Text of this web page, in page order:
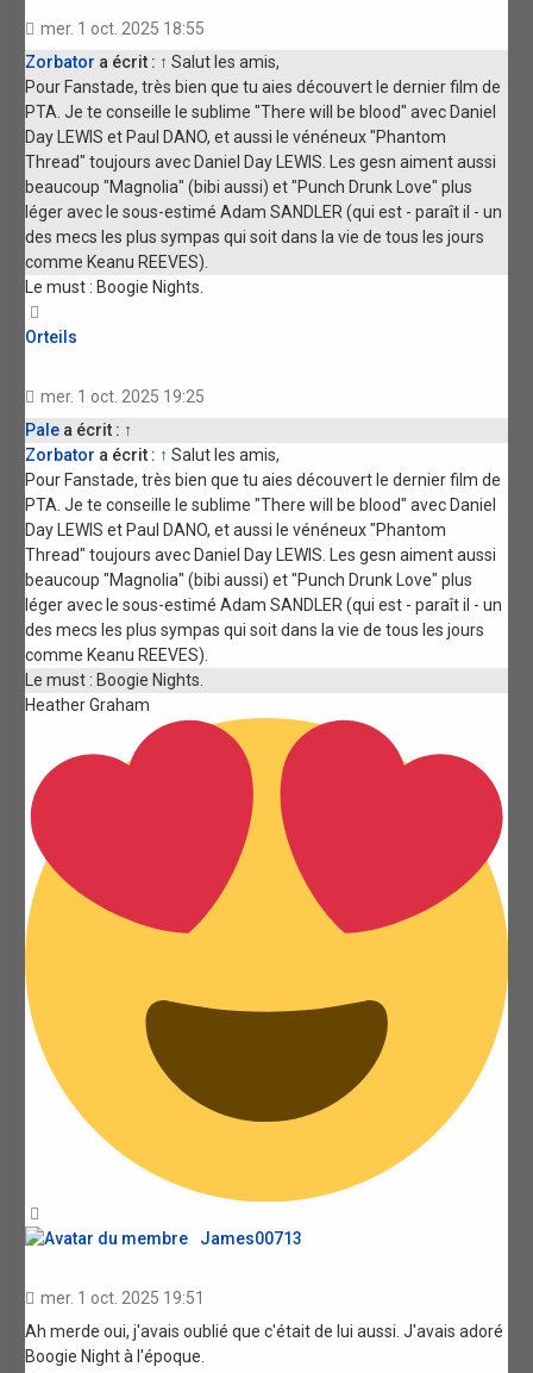
mer. 1 oct. 2025 18:55
Zorbator a écrit : ↑ Salut les amis,
Pour Fanstade, très bien que tu aies découvert le dernier film de
PTA. Je te conseille le sublime "There will be blood" avec Daniel
Day LEWIS et Paul DANO, et aussi le vénéneux "Phantom
Thread" toujours avec Daniel Day LEWIS. Les gesn aiment aussi
beaucoup "Magnolia" (bibi aussi) et "Punch Drunk Love" plus
léger avec le sous-estimé Adam SANDLER (qui est - paraît il - un
des mecs les plus sympas qui soit dans la vie de tous les jours
comme Keanu REEVES).
Le must : Boogie Nights.
Orteils
mer. 1 oct. 2025 19:25
Pale a écrit : ↑
Zorbator a écrit : ↑ Salut les amis,
Pour Fanstade, très bien que tu aies découvert le dernier film de
PTA. Je te conseille le sublime "There will be blood" avec Daniel
Day LEWIS et Paul DANO, et aussi le vénéneux "Phantom
Thread" toujours avec Daniel Day LEWIS. Les gesn aiment aussi
beaucoup "Magnolia" (bibi aussi) et "Punch Drunk Love" plus
léger avec le sous-estimé Adam SANDLER (qui est - paraît il - un
des mecs les plus sympas qui soit dans la vie de tous les jours
comme Keanu REEVES).
Le must : Boogie Nights.
Heather Graham
James00713
mer. 1 oct. 2025 19:51
Ah merde oui, j'avais oublié que c'était de lui aussi. J'avais adoré
Boogie Night à l'époque.